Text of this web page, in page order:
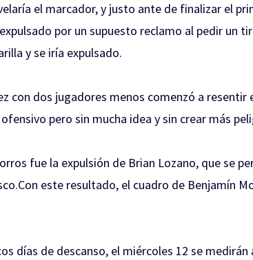
el marcador, y justo ante de finalizar el
por un supuesto reclamo al pedir un
y se iría expulsado.
con dos jugadores menos comenzó a resentir
pero sin mucha idea y sin crear más
fue la expulsión de Brian Lozano, que se
este resultado, el cuadro de Benjamín
días de descanso, el miércoles 12 se medirán